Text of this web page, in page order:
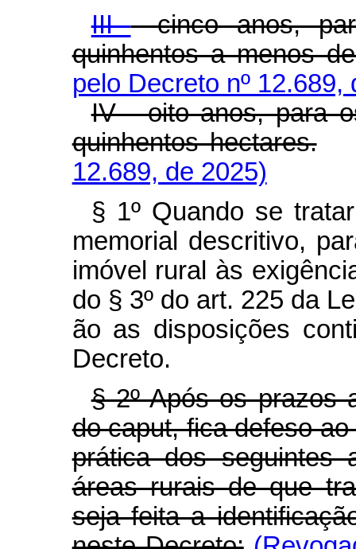
III- cinco anos,
quinhentos a menos
pelo Decreto nº 12.689,
IV - oito anos, para
quinhentos hectares.
12.689, de 2025)
§ 1º Quando se
memorial descritivo,
imóvel rural às
do § 3º do art. 225 da
ão as disposições
Decreto.
§ 2º Após os prazos
do caput, fica defeso
prática dos seguintes
áreas rurais de que
seja feita a